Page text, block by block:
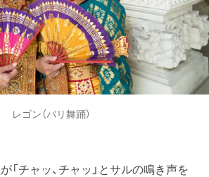
レゴン（バリ舞踊）
「チャッ、チャッ」とサルの鳴き声を